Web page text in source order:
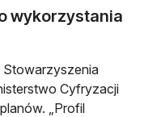
wykorzystania
Stowarzyszenia
Cyfryzacji
„Profil